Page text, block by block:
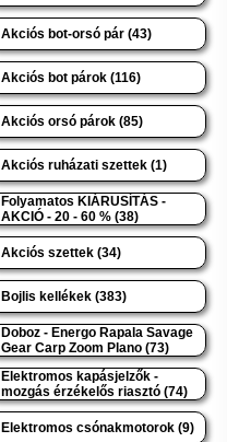
Akciós bot-orsó pár (43)
Akciós bot párok (116)
Akciós orsó párok (85)
Akciós ruházati szettek (1)
Folyamatos KIÁRUSÍTÁS -
AKCIÓ - 20 - 60 % (38)
Akciós szettek (34)
Bojlis kellékek (383)
Doboz - Energo Rapala Savage
Gear Carp Zoom Plano (73)
Elektromos kapásjelzők -
mozgás érzékelős riasztó (74)
Elektromos csónakmotorok (9)